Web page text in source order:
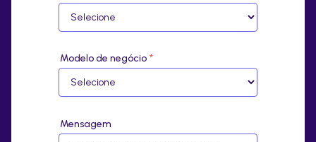
Modelo de negócio *
Mensagem